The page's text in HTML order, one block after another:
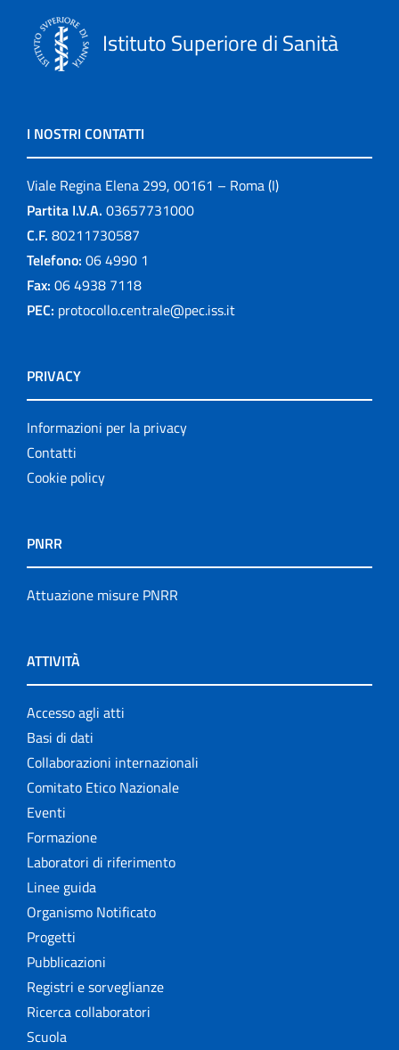
Istituto Superiore di Sanità
I NOSTRI CONTATTI
Viale Regina Elena 299, 00161 – Roma (I)
Partita I.V.A. 03657731000
C.F. 80211730587
Telefono: 06 4990 1
Fax: 06 4938 7118
PEC: protocollo.centrale@pec.iss.it
PRIVACY
Informazioni per la privacy
Contatti
Cookie policy
PNRR
Attuazione misure PNRR
ATTIVITÀ
Accesso agli atti
Basi di dati
Collaborazioni internazionali
Comitato Etico Nazionale
Eventi
Formazione
Laboratori di riferimento
Linee guida
Organismo Notificato
Progetti
Pubblicazioni
Registri e sorveglianze
Ricerca collaboratori
Scuola